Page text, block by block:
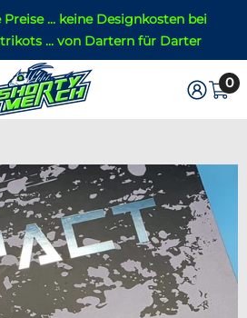
... keine Designkosten bei
... von Dartern für Darter
00